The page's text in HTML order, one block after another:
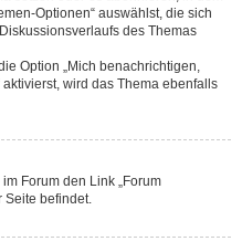
Optionen“ auswählst, die sich
des Themas
Option „Mich benachrichtigen,
wird das Thema ebenfalls
Forum den Link „Forum
Seite befindet.